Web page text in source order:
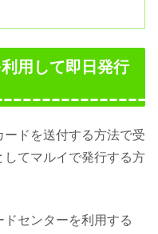
用して即日発行
ドを送付する方法で受
てマルイで発行する方
センターを利用する